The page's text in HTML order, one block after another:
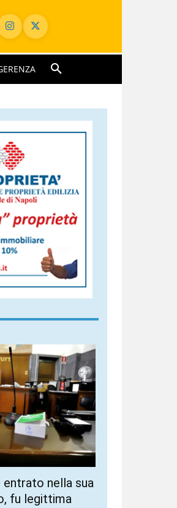
entrato nella sua
fu legittima